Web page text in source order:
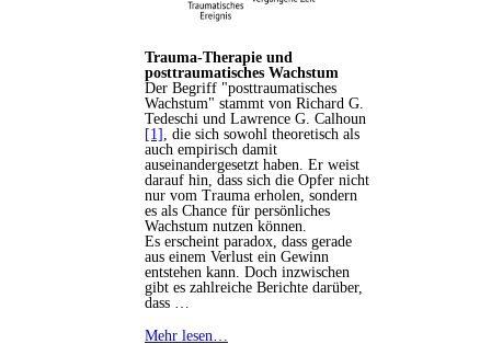
Trauma-Therapie und
posttraumatisches Wachstum
Der Begriff "posttraumatisches
Wachstum" stammt von Richard G.
Tedeschi und Lawrence G. Calhoun
[1] , die sich sowohl theoretisch als
auch empirisch damit
auseinandergesetzt haben. Er weist
darauf hin, dass sich die Opfer nicht
nur vom Trauma erholen, sondern
es als Chance für persönliches
Wachstum nutzen können.
Es erscheint paradox, dass gerade
aus einem Verlust ein Gewinn
entstehen kann. Doch inzwischen
gibt es zahlreiche Berichte darüber,
dass …
Mehr lesen…